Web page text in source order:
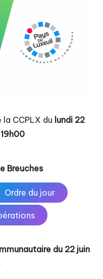
CCPLX du lundi 22
Breuches
Ordre du jour
du 22 juin